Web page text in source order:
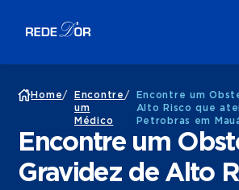
Home/
Encontre
um
Médico
/
Encontre um
Alto Risco que
Petrobras em
Encontre um
Gravidez de Alto